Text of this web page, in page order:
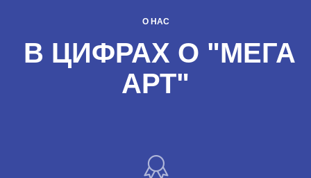
О НАС
В ЦИФРАХ О "МЕГА
АРТ"